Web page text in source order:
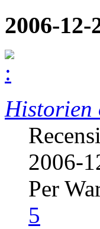
2006-12-
Historien
2006-
Per
5